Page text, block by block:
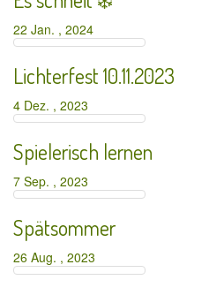
22 Jan. , 2024
Lichterfest 10.11.2023
4 Dez. , 2023
Spielerisch lernen
7 Sep. , 2023
Spätsommer
26 Aug. , 2023